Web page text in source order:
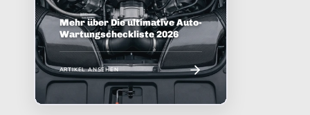
Mehr über Die ultimative Auto-
Wartungscheckliste 2026
ARTIKEL ANSEHEN